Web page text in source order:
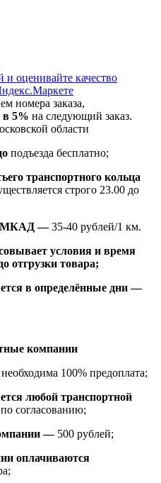
номера заказа,
в 5% на следующий заказ.
области
подъезда бесплатно;
транспортного кольца
строго 23.00 до
МКАД —35-40 рублей/1 км.
условия и время
отгрузки товара;
в определённые дни —
компании
100% предоплата;
любой транспортной
согласованию;
—500 рублей;
оплачиваются